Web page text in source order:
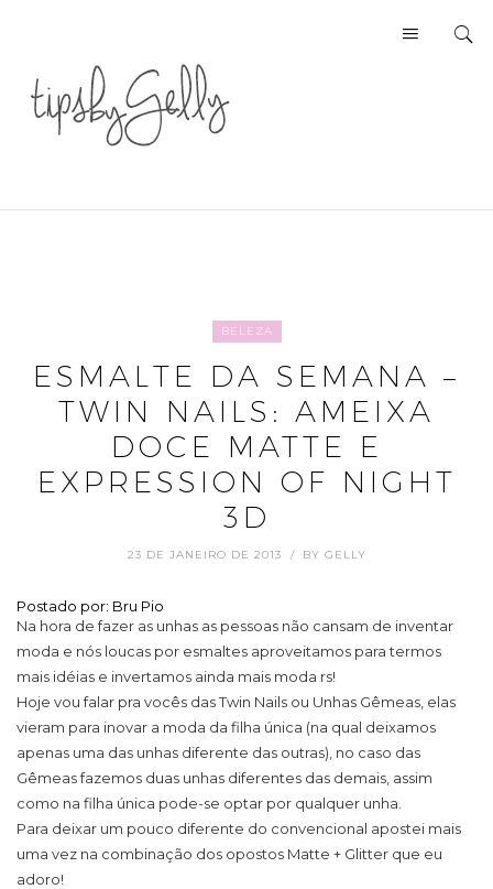
BELEZA
ESMALTE DA SEMANA –
TWIN NAILS: AMEIXA
DOCE MATTE E
EXPRESSION OF NIGHT
3D
23 DE JANEIRO DE 2013 BY GELLY
Postado por: Bru Pio
Na hora de fazer as unhas as pessoas não cansam de inventar
moda e nós loucas por esmaltes aproveitamos para termos
mais idéias e invertamos ainda mais moda rs!
Hoje vou falar pra vocês das Twin Nails ou Unhas Gêmeas, elas
vieram para inovar a moda da filha única (na qual deixamos
apenas uma das unhas diferente das outras), no caso das
Gêmeas fazemos duas unhas diferentes das demais, assim
como na filha única pode-se optar por qualquer unha.
Para deixar um pouco diferente do convencional apostei mais
uma vez na combinação dos opostos Matte + Glitter que eu
adoro!